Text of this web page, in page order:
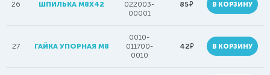
26 ШПИЛЬКА M8X42
022003-
00001
85руб. В КОРЗИНУ
27 ГАЙКА УПОРНАЯ М8
0010-
011700-
0010
42руб. В КОРЗИНУ